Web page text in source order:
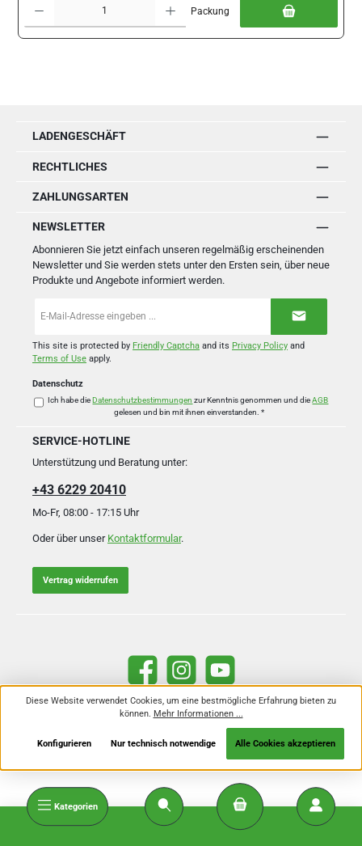
Kategorien
Packung
LADENGESCHÄFT
RECHTLICHES
ZAHLUNGSARTEN
NEWSLETTER
Abonnieren Sie jetzt einfach unseren regelmäßig erscheinenden
Newsletter und Sie werden stets unter den Ersten sein, über neue
Produkte und Angebote informiert werden.
Mail-
*
This site is protected by Friendly Captcha and its Privacy Policy and
Terms of Use apply.
Datenschutz
Ich habe dieDatenschutzbestimmungen zur Kenntnis genommen und dieAGB
gelesen und bin mit ihnen einverstanden. *
SERVICE-HOTLINE
Unterstützung und Beratung unter:
+43 6229 20410
Mo-Fr, 08:00 - 17:15 Uhr
Oder über unser Kontaktformular.
Vertrag widerrufen
Facebook Instagram YouTube
Alle Preise inkl. gesetzl. Mehrwertsteuer zzgl.Versandkosten
Nachnahmegebühren, wenn nicht anders angegeben.
Diese Website verwendet Cookies, um eine bestmögliche Erfahrung bieten zu
können. Mehr Informationen ...
Nur technisch notwendige
Konfigurieren Alle Cookies akzeptieren